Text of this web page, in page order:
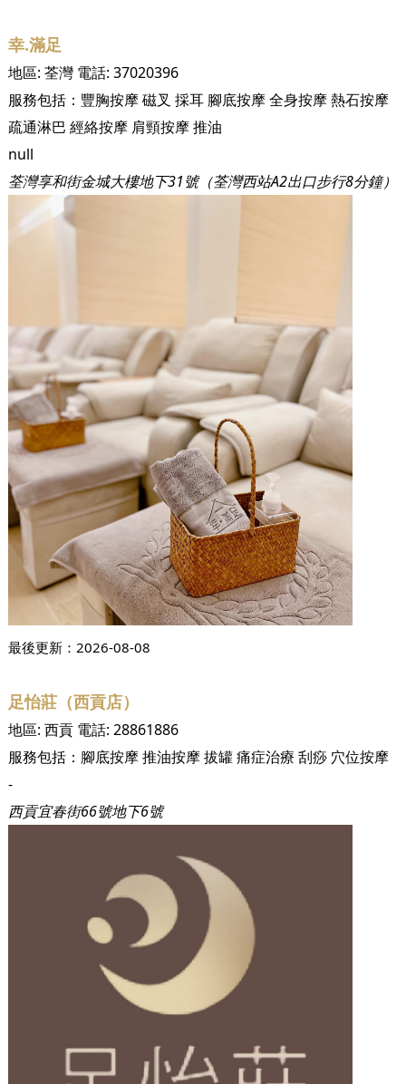
幸.滿足
地區: 荃灣電話: 37020396
服務包括： 豐胸按摩磁叉 採耳 腳底按摩全身按摩熱石按摩
疏通淋巴 經絡按摩 肩頸按摩推油
null
荃灣享和街金城大樓地下31號（荃灣西站A2出口步行8分鐘）
最後更新： 2026-08-08
足怡莊（西貢店）
地區: 西貢電話: 28861886
服務包括： 腳底按摩推油按摩拔罐痛症治療 刮痧 穴位按摩
-
西貢宜春街66號地下6號